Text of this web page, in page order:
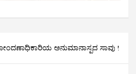
ಅನುಮಾನಾಸ್ಪದ ಸಾವು !